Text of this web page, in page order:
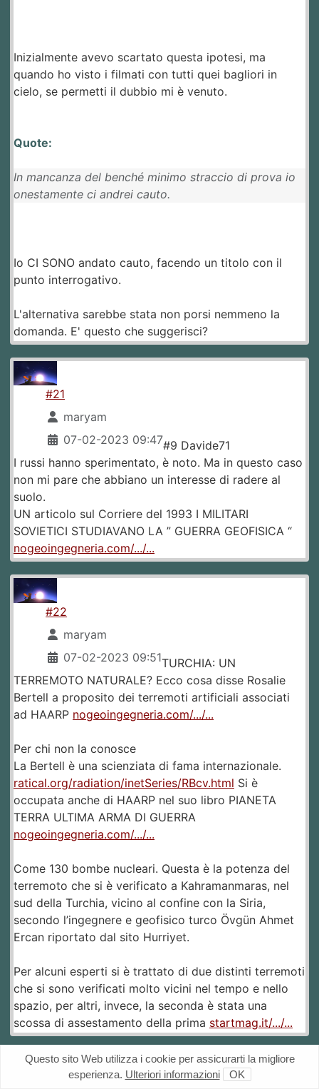
Inizialmente avevo scartato questa ipotesi, ma
quando ho visto i filmati con tutti quei bagliori in
cielo, se permetti il dubbio mi è venuto.
Quote:
In mancanza del benché minimo straccio di prova io
onestamente ci andrei cauto.
Io CI SONO andato cauto, facendo un titolo con il
punto interrogativo.
L'alternativa sarebbe stata non porsi nemmeno la
domanda. E' questo che suggerisci?
#21
maryam
07-02-2023 09:47#9 Davide71
I russi hanno sperimentato, è noto. Ma in questo caso
non mi pare che abbiano un interesse di radere al
suolo.
UN articolo sul Corriere del 1993 I MILITARI
SOVIETICI STUDIAVANO LA ” GUERRA GEOFISICA “
nogeoingegneria.com/.../...
#22
maryam
07-02-2023 09:51TURCHIA: UN
TERREMOTO NATURALE? Ecco cosa disse Rosalie
Bertell a proposito dei terremoti artificiali associati
ad HAARP nogeoingegneria.com/.../...
Per chi non la conosce
La Bertell è una scienziata di fama internazionale.
ratical.org/radiation/inetSeries/RBcv.html Si è
occupata anche di HAARP nel suo libro PIANETA
TERRA ULTIMA ARMA DI GUERRA
nogeoingegneria.com/.../...
Come 130 bombe nucleari. Questa è la potenza del
terremoto che si è verificato a Kahramanmaras, nel
sud della Turchia, vicino al confine con la Siria,
secondo l’ingegnere e geofisico turco Övgün Ahmet
Ercan riportato dal sito Hurriyet.
Per alcuni esperti si è trattato di due distinti terremoti
che si sono verificati molto vicini nel tempo e nello
spazio, per altri, invece, la seconda è stata una
scossa di assestamento della prima startmag.it/.../...
Questo sito Web utilizza i cookie per assicurarti la migliore
esperienza. Ulteriori informazioni OK